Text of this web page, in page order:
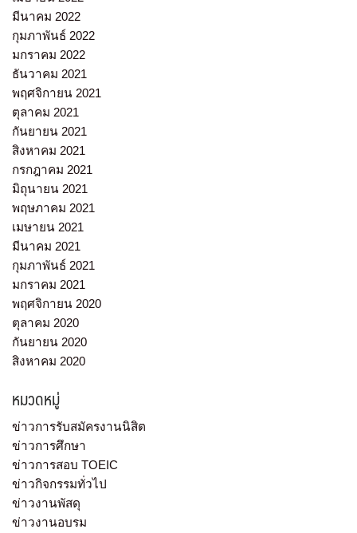
มีนาคม 2022
กุมภาพันธ์ 2022
มกราคม 2022
ธันวาคม 2021
พฤศจิกายน 2021
ตุลาคม 2021
กันยายน 2021
สิงหาคม 2021
กรกฎาคม 2021
มิถุนายน 2021
พฤษภาคม 2021
เมษายน 2021
มีนาคม 2021
กุมภาพันธ์ 2021
มกราคม 2021
พฤศจิกายน 2020
ตุลาคม 2020
กันยายน 2020
สิงหาคม 2020
หมวดหมู่
ข่าวการรับสมัครงานนิสิต
ข่าวการศึกษา
ข่าวการสอบ TOEIC
ข่าวกิจกรรมทั่วไป
ข่าวงานพัสดุ
ข่าวงานอบรม